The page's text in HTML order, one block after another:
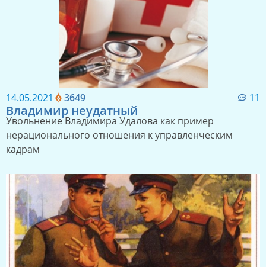
14.05.2021 3649 11
Владимир неудатный
Увольнение Владимира Удалова как пример
нерационального отношения к управленческим
кадрам